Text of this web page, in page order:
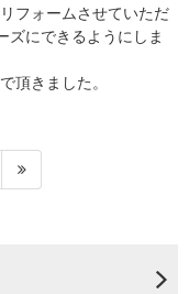
フォームさせていただ
ズにできるようにしま
頂きました。